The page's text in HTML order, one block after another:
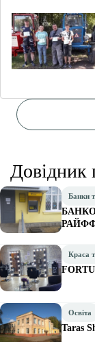
Довідник
Банки
Краса
Освіта
Taras